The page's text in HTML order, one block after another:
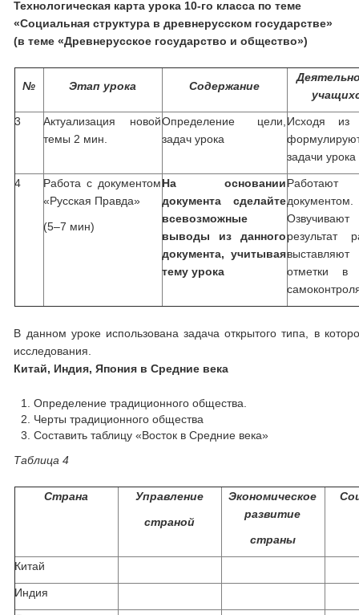
Технологическая карта урока 10-го класса по теме
«Социальная структура в древнерусском государстве»
(в теме «Древнерусское государство и общество»)
№ Этап урока Содержание
3
Актуализация новой
темы 2 мин.
Определение цели,
задач урока
Исходя из
задачи урока
4
Работа с документом
«Русская Правда»
(5–7 мин)
На основании
документа сделайте
всевозможные
выводы из данного
документа, учитывая
тему урока
документом.
Озвучивают
результат
выставляют
отметки в
В данном уроке использована задача открытого типа, в
исследования.
Китай, Индия, Япония в Средние века
Определение традиционного общества.
Черты традиционного общества
Составить таблицу «Восток в Средние века»
Таблица 4
Страна
Управление
страной
Экономическое
развитие
страны
Китай
Индия